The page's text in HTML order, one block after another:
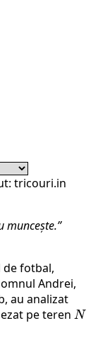
tricouri.in
muncește.”
fotbal,
Andrei,
au analizat
pe teren N
N